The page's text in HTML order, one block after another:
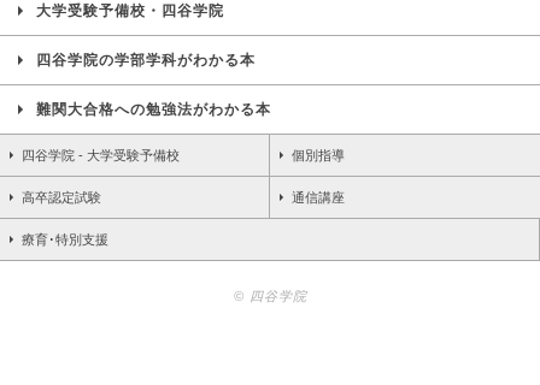
大学受験予備校・四谷学院
四谷学院の学部学科がわかる本
難関大合格への勉強法がわかる本
四谷学院 - 大学受験予備校 個別指導
高卒認定試験 通信講座
療育･特別支援
© 四谷学院